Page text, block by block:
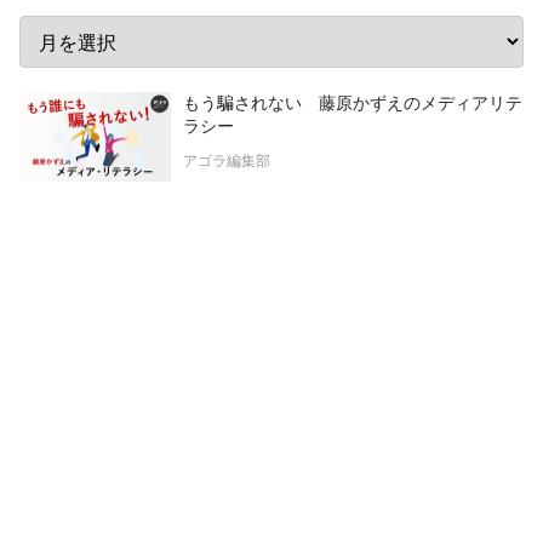
もう騙されない 藤原かずえのメディアリテ
ラシー
アゴラ編集部